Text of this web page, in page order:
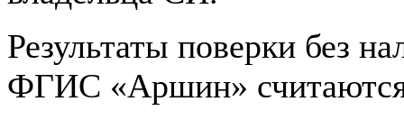
Результаты поверки без
ФГИС «Аршин»